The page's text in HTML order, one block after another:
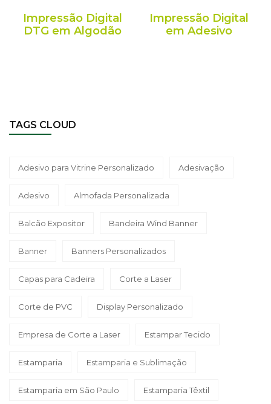
Impressão Digital
DTG em Algodão
Impressão Digital
em Adesivo
TAGS CLOUD
Adesivo para Vitrine Personalizado Adesivação
Adesivo Almofada Personalizada
Balcão Expositor Bandeira Wind Banner
Banner Banners Personalizados
Capas para Cadeira Corte a Laser
Corte de PVC Display Personalizado
Empresa de Corte a Laser Estampar Tecido
Estamparia Estamparia e Sublimação
Estamparia em São Paulo Estamparia Têxtil